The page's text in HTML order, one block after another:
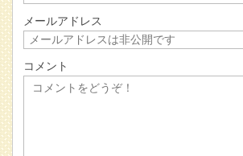
メールアドレス
コメント